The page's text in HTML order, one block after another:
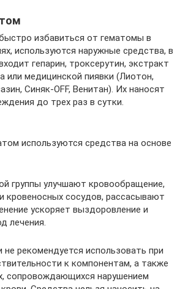
избавиться от гематомы в
используются наружные средства, в
гепарин, троксерутин, экстракт
или медицинской пиявки (Лиотон,
Синяк-OFF, Венитан). Их наносят
до трех раз в сутки.
используются средства на основе
группы улучшают кровообращение,
кровеносных сосудов, рассасывают
ускоряет выздоровление и
лечения.
не рекомендуется использовать при
к компонентам, а также
сопровождающихся нарушением